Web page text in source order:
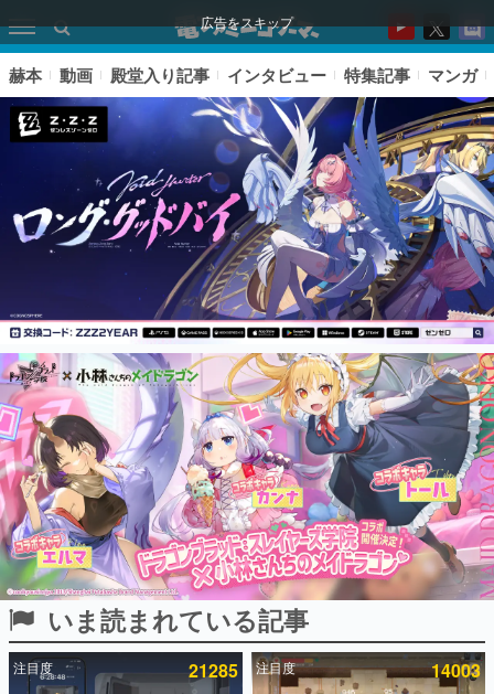
広告をスキップ
ピックアップ
電ファミのいま読まれている記事ランキング
アプリセール情報
インタビュー
連載・特集一覧
殿堂入り記事
SNS拡散数が数千以上！ ページビュー数万以上！ などな
ど。多くの人々に読まれた、電ファミ渾身の“殿堂入り”記
事をまとめました。
赫本 動画 殿堂入り記事 インタビュー 特集記事 マンガ
いま読まれている記事
注目度 21285 注目度 14003